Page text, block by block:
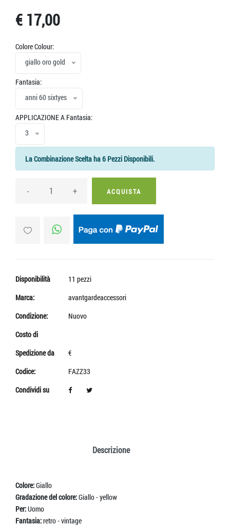
€ 17,00
Colore Colour:
giallo oro gold
Fantasia:
anni 60 sixtyes
APPLICAZIONE A Fantasia:
3
La Combinazione Scelta ha 6 Pezzi Disponibili.
- + ACQUISTA
Disponibilità
11 pezzi
Marca:
avantgardeaccessori
Condizione:
Nuovo
Costo di
Spedizione da
€
Codice:
FAZZ33
Condividi su
Descrizione
Colore:Giallo
Gradazione del colore:Giallo - yellow
Per:Uomo
Fantasia:retro - vintage